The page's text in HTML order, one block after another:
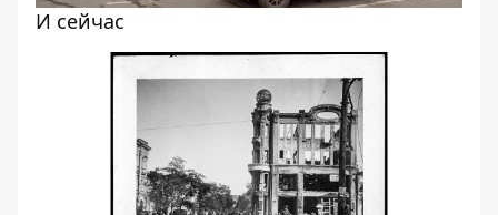
И сейчас